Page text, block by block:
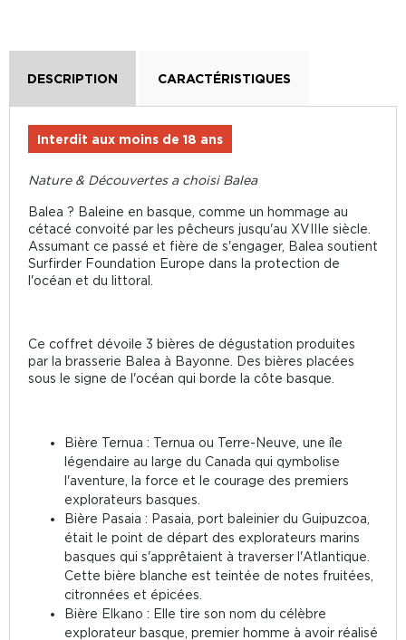
DESCRIPTION CARACTÉRISTIQUES
Interdit aux moins de 18 ans
Nature & Découvertes a choisi Balea
Balea ? Baleine en basque, comme un hommage au
cétacé convoité par les pêcheurs jusqu'au XVIIIe siècle.
Assumant ce passé et fière de s'engager, Balea soutient
Surfirder Foundation Europe dans la protection de
l'océan et du littoral.
Ce coffret dévoile 3 bières de dégustation produites
par la brasserie Balea à Bayonne. Des bières placées
sous le signe de l'océan qui borde la côte basque.
Bière Ternua : Ternua ou Terre-Neuve, une île
légendaire au large du Canada qui qymbolise
l'aventure, la force et le courage des premiers
explorateurs basques.
Bière Pasaia : Pasaia, port baleinier du Guipuzcoa,
était le point de départ des explorateurs marins
basques qui s'apprêtaient à traverser l'Atlantique.
Cette bière blanche est teintée de notes fruitées,
citronnées et épicées.
Bière Elkano : Elle tire son nom du célèbre
explorateur basque, premier homme à avoir réalisé